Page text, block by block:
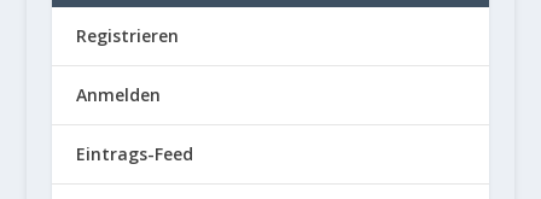
Registrieren
Anmelden
Eintrags-Feed